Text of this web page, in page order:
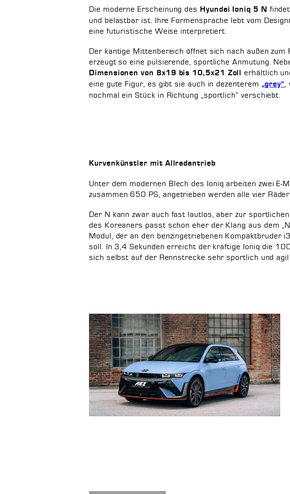
Die moderne Erscheinung des Hyundai Ioniq 5 N
und belastbar ist. Ihre Formensprache lebt vom
eine futuristische Weise interpretiert.
Der kantige Mittenbereich öffnet sich nach außen
erzeugt so eine pulsierende, sportliche Anmutung.
Dimensionen von 8x19 bis 10,5x21 Zoll
erhältlich
eine gute Figur, es gibt sie auch in dezenterem „grey“,
nochmal ein Stück in Richtung „sportlich“ verschiebt.
Kurvenkünstler mit Allradantrieb
Unter dem modernen Blech des Ioniq arbeiten zwei E-
zusammen 650 PS, angetrieben werden alle vier
Der N kann zwar auch fast lautlos, aber zur
des Koreaners passt schon eher der Klang aus dem
Modul, der an den benzingetriebenen Kompaktbruder
soll. In 3,4 Sekunden erreicht der kräftige Ioniq die
sich selbst auf der Rennstrecke sehr sportlich und agil